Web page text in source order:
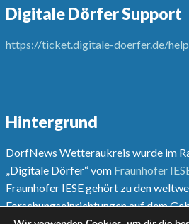
Digitale Dörfer Support
https://ticket.digitale-doerfer.de/
Hintergrund
DorfNews Wetteraukreis wurde im
„Digitale Dörfer“ vom Fraunhofer
Fraunhofer IESE gehört zu den
Forschungseinrichtungen auf dem